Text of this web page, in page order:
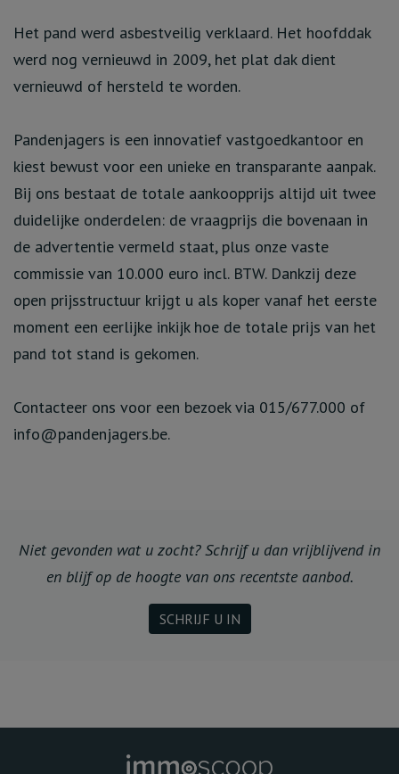
Het pand werd asbestveilig verklaard. Het hoofddak
werd nog vernieuwd in 2009, het plat dak dient
vernieuwd of hersteld te worden.
Pandenjagers is een innovatief vastgoedkantoor en
kiest bewust voor een unieke en transparante aanpak.
Bij ons bestaat de totale aankoopprijs altijd uit twee
duidelijke onderdelen: de vraagprijs die bovenaan in
de advertentie vermeld staat, plus onze vaste
commissie van 10.000 euro incl. BTW. Dankzij deze
open prijsstructuur krijgt u als koper vanaf het eerste
moment een eerlijke inkijk hoe de totale prijs van het
pand tot stand is gekomen.
Contacteer ons voor een bezoek via 015/677.000 of
info@pandenjagers.be.
Niet gevonden wat u zocht? Schrijf u dan vrijblijvend in
en blijf op de hoogte van ons recentste aanbod.
SCHRIJF U IN